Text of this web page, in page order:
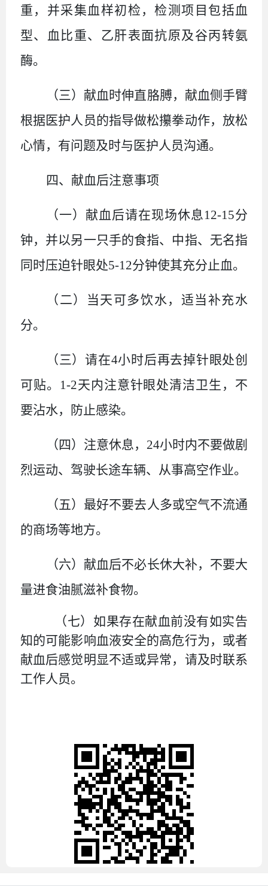
重，并采集血样初检，检测项目包括血
型、血比重、乙肝表面抗原及谷丙转氨
酶。
（三） 献血时伸直胳膊，献血侧手臂
根据医护人员的指导做松攥拳动作，放松
心情，有问题及时与医护人员沟通。
四、 献血后注意事项
（一） 献血后请在现场休息 12-15分
钟，并以另一只手的食指、中指、无名指
同时压迫针眼处5-12分钟使其充分止血。
（二） 当天可多饮水，适当补充水
分。
（三）请在4小时后再去掉针眼处创
可贴。 1-2天内注意针眼处清洁卫生，不
要沾水，防止感染。
（四） 注意休息， 24小时内不要做剧
烈运动、驾驶长途车辆、从事高空作业。
（五） 最好不要去人多或空气不流通
的商场等地方。
（六） 献血后不必长休大补，不要大
量进食油腻滋补食物。
（七） 如果存在献血前没有如实告
知的可能影响血液安全的高危行为，或者
献血后感觉明显不适或异常，请及时联系
工作人员。